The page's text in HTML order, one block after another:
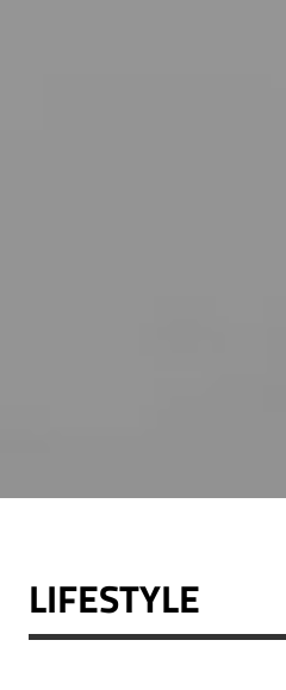
LIFESTYLE